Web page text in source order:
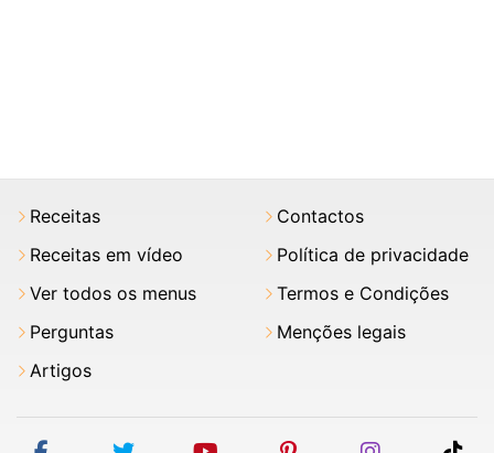
Receitas
Receitas em vídeo
Ver todos os menus
Perguntas
Artigos
Contactos
Política de privacidade
Termos e Condições
Menções legais